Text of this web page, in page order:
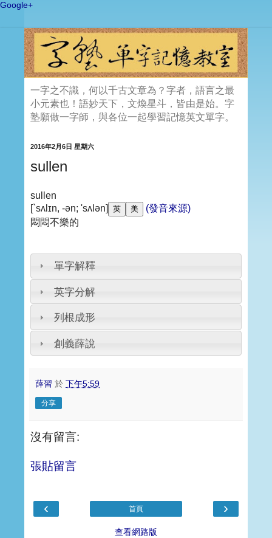
Google+
一字之不識，何以千古文章為？字者，語言之最
小元素也！語妙天下，文煥星斗，皆由是始。字
塾願做一字師，與各位一起學習記憶英文單字。
2016年2月6日 星期六
sullen
sullen
[`sʌlɪn, -ən; 'sʌlən]
(發音來源)
悶悶不樂的
單字解釋
英字分解
列根成形
創義薛說
薛習 於 下午5:59
分享
沒有留言:
張貼留言
‹ ›
首頁
查看網路版